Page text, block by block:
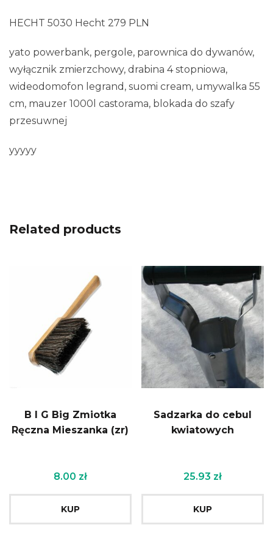
HECHT 5030 Hecht 279 PLN
yato powerbank, pergole, parownica do dywanów,
wyłącznik zmierzchowy, drabina 4 stopniowa,
wideodomofon legrand, suomi cream, umywalka 55
cm, mauzer 1000l castorama, blokada do szafy
przesuwnej
yyyyy
Related products
B I G Big Zmiotka
Ręczna Mieszanka (zr)
8.00 zł
KUP
Sadzarka do cebul
kwiatowych
25.93 zł
KUP